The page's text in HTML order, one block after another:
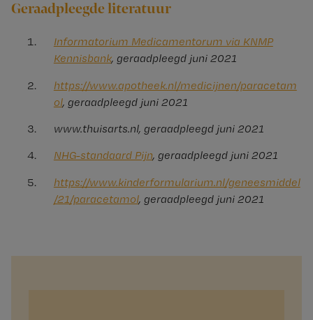
Geraadpleegde literatuur
Informatorium Medicamentorum via KNMP
Kennisbank, geraadpleegd juni 2021
https://www.apotheek.nl/medicijnen/paracetam
ol, geraadpleegd juni 2021
www.thuisarts.nl, geraadpleegd juni 2021
NHG-standaard Pijn, geraadpleegd juni 2021
https://www.kinderformularium.nl/geneesmiddel
/21/paracetamol, geraadpleegd juni 2021